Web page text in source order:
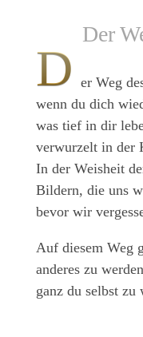
Der
D er Weg
wenn du dich
was tief in dir
verwurzelt in der
In der Weisheit
Bildern, die uns
bevor wir
Auf diesem Weg
anderes zu
ganz du selbst zu